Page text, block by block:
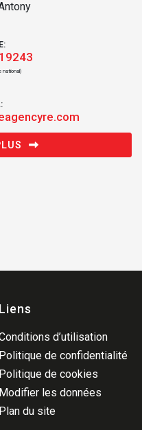
national)
Liens
d’utilisation
Politique de confidentialité
Politique de cookies
Modifier les données
Plan du site